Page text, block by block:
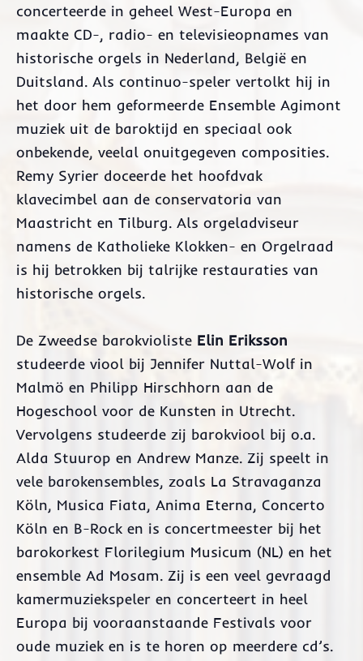
concerteerde in geheel West-Europa en
maakte CD-, radio- en televisieopnames van
historische orgels in Nederland, België en
Duitsland. Als continuo-speler vertolkt hij in
het door hem geformeerde Ensemble Agimont
muziek uit de baroktijd en speciaal ook
onbekende, veelal onuitgegeven composities.
Remy Syrier doceerde het hoofdvak
klavecimbel aan de conservatoria van
Maastricht en Tilburg. Als orgeladviseur
namens de Katholieke Klokken- en Orgelraad
is hij betrokken bij talrijke restauraties van
historische orgels.
De Zweedse barokvioliste Elin Eriksson
studeerde viool bij Jennifer Nuttal-Wolf in
Malmö en Philipp Hirschhorn aan de
Hogeschool voor de Kunsten in Utrecht.
Vervolgens studeerde zij barokviool bij o.a.
Alda Stuurop en Andrew Manze. Zij speelt in
vele barokensembles, zoals La Stravaganza
Köln, Musica Fiata, Anima Eterna, Concerto
Köln en B-Rock en is concertmeester bij het
barokorkest Florilegium Musicum (NL) en het
ensemble Ad Mosam. Zij is een veel gevraagd
kamermuziekspeler en concerteert in heel
Europa bij vooraanstaande Festivals voor
oude muziek en is te horen op meerdere cd’s.